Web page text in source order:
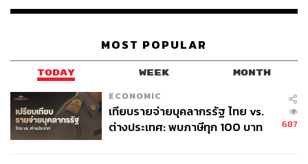
MOST POPULAR
TODAY WEEK MONTH
ECONOMIC
เทียบรายจ่ายบุคลากรรัฐ ไทย vs.
ต่างประเทศ: พบภาษีทุก 100 บาท
687